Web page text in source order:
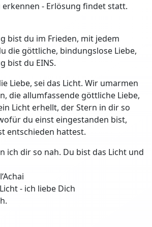
- Erlösung findet statt.
bist du im Frieden, mit jedem
die göttliche, bindungslose Liebe,
bist du EINS.
Liebe, sei das Licht. Wir umarmen
die allumfassende göttliche Liebe,
Licht erhellt, der Stern in dir so
du einst eingestanden bist,
entschieden hattest.
ich dir so nah. Du bist das Licht und
- ich liebe Dich